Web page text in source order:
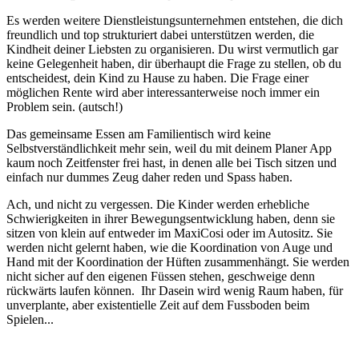
Es werden weitere Dienstleistungsunternehmen entstehen, die dich
freundlich und top strukturiert dabei unterstützen werden, die
Kindheit deiner Liebsten zu organisieren. Du wirst vermutlich gar
keine Gelegenheit haben, dir überhaupt die Frage zu stellen, ob du
entscheidest, dein Kind zu Hause zu haben. Die Frage einer
möglichen Rente wird aber interessanterweise noch immer ein
Problem sein. (autsch!)
Das gemeinsame Essen am Familientisch wird keine
Selbstverständlichkeit mehr sein, weil du mit deinem Planer App
kaum noch Zeitfenster frei hast, in denen alle bei Tisch sitzen und
einfach nur dummes Zeug daher reden und Spass haben.
Ach, und nicht zu vergessen. Die Kinder werden erhebliche
Schwierigkeiten in ihrer Bewegungsentwicklung haben, denn sie
sitzen von klein auf entweder im MaxiCosi oder im Autositz. Sie
werden nicht gelernt haben, wie die Koordination von Auge und
Hand mit der Koordination der Hüften zusammenhängt. Sie werden
nicht sicher auf den eigenen Füssen stehen, geschweige denn
rückwärts laufen können. Ihr Dasein wird wenig Raum haben, für
unverplante, aber existentielle Zeit auf dem Fussboden beim
Spielen...